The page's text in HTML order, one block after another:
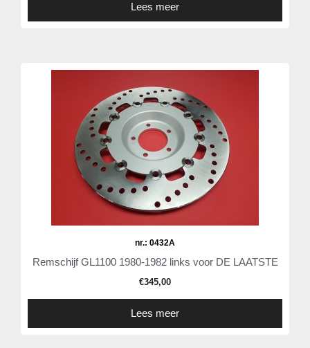
Lees meer
nr.: 0432A
Remschijf GL1100 1980-1982 links voor DE LAATSTE
€345,00
Lees meer